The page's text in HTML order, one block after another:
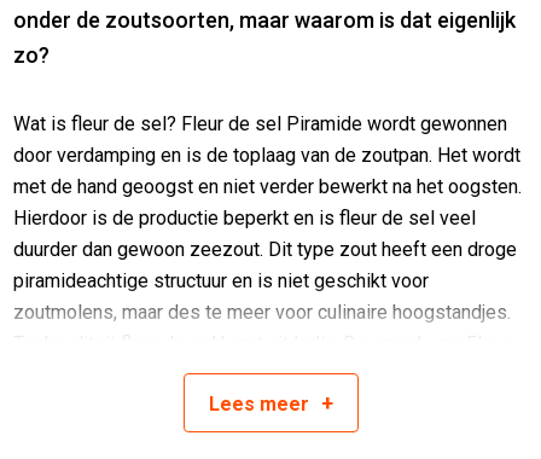
onder de zoutsoorten, maar waarom is dat eigenlijk
zo?
Wat is fleur de sel? Fleur de sel Piramide wordt gewonnen
door verdamping en is de toplaag van de zoutpan. Het wordt
met de hand geoogst en niet verder bewerkt na het oogsten.
Hierdoor is de productie beperkt en is fleur de sel veel
duurder dan gewoon zeezout. Dit type zout heeft een droge
piramideachtige structuur en is niet geschikt voor
zoutmolens, maar des te meer voor culinaire hoogstandjes.
de sel is minder zout dan fijn keukenzout of gros sel.
Sommige mensen kunnen zelfs de mineralen uit de zee
proeven. Maar het draait bij Fleur de sel vooral om de
Lees meer +